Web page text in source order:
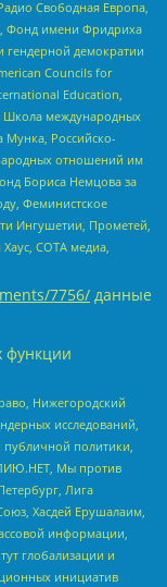
Свободная Европа,
Фонд имени Фридриха
гендерной демократии
Councils for
Education,
Школа международных
Мунка, Российско-
отношений им
Бориса Немцова за
Феминистское
Ингушетии, Прометей,
СОТА медиа,
7756/ данные
Нижегородский
исследований,
политики,
Мы против
Лига
Хасдей Ерушалаим,
информации,
глобализации и
инициатив